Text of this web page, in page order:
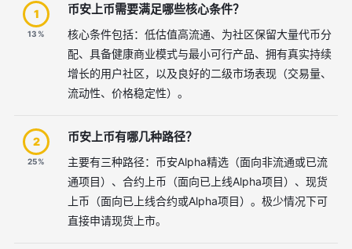
1
13%
币安上币需要满足哪些核心条件？
核心条件包括：低估值高流通、为社区保留大量代币分
配、具备健康商业模式与最小可行产品、拥有真实持续
增长的用户社区，以及良好的二级市场表现（交易量、
流动性、价格稳定性）。
2
25%
币安上币有哪几种路径？
主要有三种路径：币安Alpha精选（面向非流通或已流
通项目）、合约上币（面向已上线Alpha项目）、现货
上币（面向已上线合约或Alpha项目）。极少情况下可
直接申请现货上市。